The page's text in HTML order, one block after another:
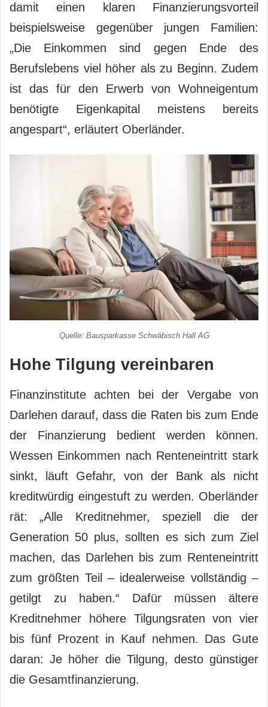
damit einen klaren Finanzierungsvorteil
beispielsweise gegenüber jungen Familien:
„Die Einkommen sind gegen Ende des
Berufslebens viel höher als zu Beginn. Zudem
ist das für den Erwerb von Wohneigentum
benötigte Eigenkapital meistens bereits
angespart“, erläutert Oberländer.
Quelle: Bausparkasse Schwäbisch Hall AG
Hohe Tilgung vereinbaren
Finanzinstitute achten bei der Vergabe von
Darlehen darauf, dass die Raten bis zum Ende
der Finanzierung bedient werden können.
Wessen Einkommen nach Renteneintritt stark
sinkt, läuft Gefahr, von der Bank als nicht
kreditwürdig eingestuft zu werden. Oberländer
rät: „Alle Kreditnehmer, speziell die der
Generation 50 plus, sollten es sich zum Ziel
machen, das Darlehen bis zum Renteneintritt
zum größten Teil – idealerweise vollständig –
getilgt zu haben.“ Dafür müssen ältere
Kreditnehmer höhere Tilgungsraten von vier
bis fünf Prozent in Kauf nehmen. Das Gute
daran: Je höher die Tilgung, desto günstiger
die Gesamtfinanzierung.